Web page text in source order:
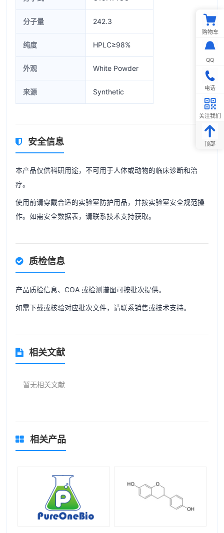
分子量 242.3
纯度 HPLC≥98%
外观 White Powder
来源 Synthetic
安全信息
本产品仅供科研用途，不可用于人体或动物的临床诊断和治
疗。
使用前请穿戴合适的实验室防护用品，并按实验室安全规范操
作。如需安全数据表，请联系技术支持获取。
质检信息
产品质检信息、COA 或检测谱图可按批次提供。
如需下载或核验对应批次文件，请联系销售或技术支持。
相关文献
暂无相关文献
相关产品
购物车
QQ
电话
关注我们
顶部